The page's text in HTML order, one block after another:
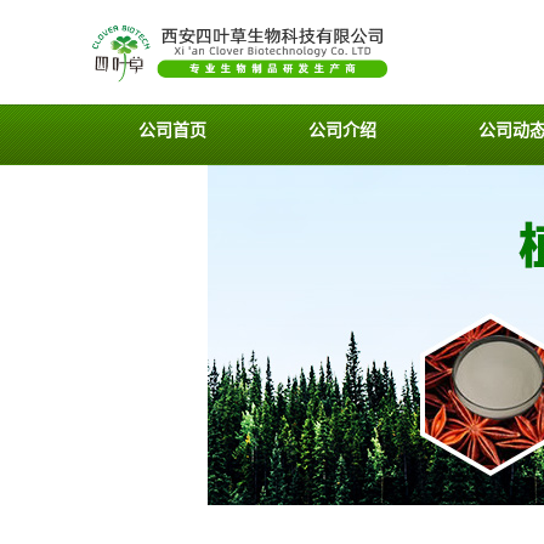
公司首页 公司介绍 公司动